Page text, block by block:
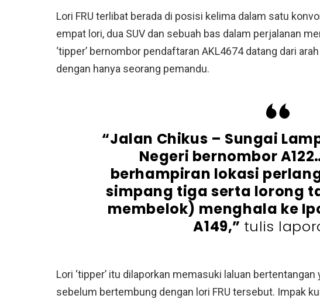
Lori FRU terlibat berada di posisi kelima dalam satu
empat lori, dua SUV dan sebuah bas dalam perjalanan
‘tipper’ bernombor pendaftaran AKL4674 datang dari
dengan hanya seorang pemandu.
“Jalan Chikus – Sungai
Negeri bernombor
berhampiran lokasi
simpang tiga serta lorong
membelok) menghala ke
A149,” tulis
Lori ‘tipper’ itu dilaporkan memasuki laluan
sebelum bertembung dengan lori FRU tersebut. Impak